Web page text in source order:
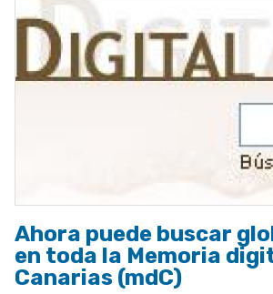
Ahora puede buscar
en toda la Memoria
Canarias (mdC)